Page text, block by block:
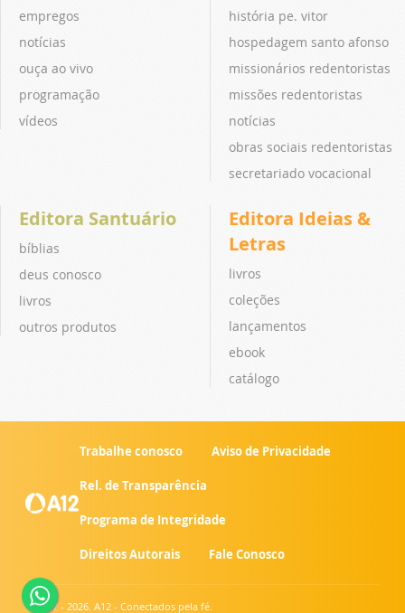
empregos
notícias
ouça ao vivo
programação
vídeos
história pe. vitor
hospedagem santo afonso
missionários redentoristas
missões redentoristas
notícias
obras sociais redentoristas
secretariado vocacional
Editora Santuário
bíblias
deus conosco
livros
outros produtos
Editora Ideias &
Letras
livros
coleções
lançamentos
ebook
catálogo
Trabalhe conosco Aviso de Privacidade
Rel. de Transparência
Programa de Integridade
Direitos Autorais Fale Conosco
© 2007 - 2026. A12 - Conectados pela fé.